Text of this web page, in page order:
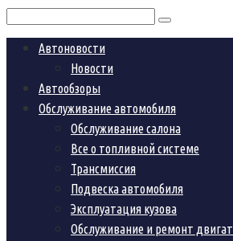
Поиск:
Автоновости
Новости
Автообзоры
Обслуживание автомобиля
Обслуживание салона
Все о топливной системе
Трансмиссия
Подвеска автомобиля
Эксплуатация кузова
Обслуживание и ремонт